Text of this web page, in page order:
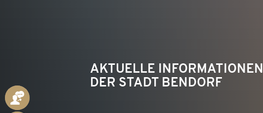
AKTUELLE INFORMATIONEN
DER STADT BENDORF
ANSPRECHPARTNER